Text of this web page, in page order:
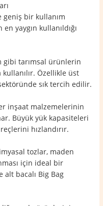
geniş bir kullanım
yaygın kullanıldığı
gibi tarımsal ürünlerin
kullanılır. Özellikle üst
sık tercih edilir.
inşaat malzemelerinin
Büyük yük kapasiteleri
hızlandırır.
tozlar, maden
için ideal bir
bacalı Big Bag